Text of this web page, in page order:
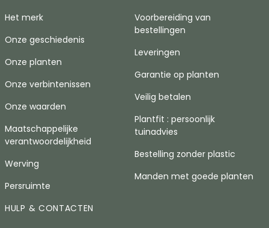
Het merk
Onze geschiedenis
Onze planten
Onze verbintenissen
Onze waarden
Maatschappelijke
verantwoordelijkheid
Werving
Persruimte
Voorbereiding van
bestellingen
Leveringen
Garantie op planten
Veilig betalen
Plantfit : persoonlijk
tuinadvies
Bestelling zonder plastic
Manden met goede planten
HULP & CONTACTEN